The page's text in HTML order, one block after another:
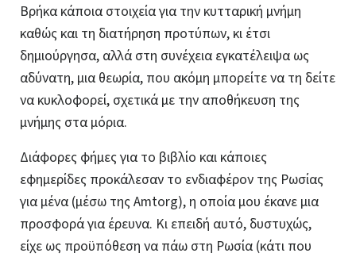
Βρήκα κάποια στοιχεία για την κυτταρική μνήμη
καθώς και τη διατήρηση προτύπων, κι έτσι
δημιούργησα, αλλά στη συνέχεια εγκατέλειψα ως
αδύνατη, μια θεωρία, που ακόμη μπορείτε να τη δείτε
να κυκλοφορεί, σχετικά με την αποθήκευση της
μνήμης στα μόρια.
Διάφορες φήμες για το βιβλίο και κάποιες
εφημερίδες προκάλεσαν το ενδιαφέρον της Ρωσίας
για μένα (μέσω της Amtorg), η οποία μου έκανε μια
προσφορά για έρευνα. Κι επειδή αυτό, δυστυχώς,
είχε ως προϋπόθεση να πάω στη Ρωσία (κάτι που